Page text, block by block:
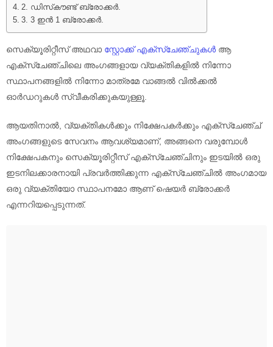
2. ഡിസ്‌കൗണ്ട് ബ്രോക്കർ.
3. 3 ഇൻ 1 ബ്രോക്കർ.
സെക്യൂരിറ്റീസ് അഥവാ സ്റ്റോക്ക് എക്സ്ചേഞ്ചുകൾ ആ
എക്സ്ചേഞ്ചിലെ അംഗങ്ങളായ വ്യക്തികളിൽ നിന്നോ
സ്ഥാപനങ്ങളിൽ നിന്നോ മാത്രമേ വാങ്ങൽ വിൽക്കൽ
ഓർഡറുകൾ സ്വീകരിക്കുകയുള്ളൂ.
ആയതിനാൽ, വ്യക്തികൾക്കും നിക്ഷേപകർക്കും എക്സ്ചേഞ്ച്
അംഗങ്ങളുടെ സേവനം ആവശ്യമാണ്, അങ്ങനെ വരുമ്പോൾ
നിക്ഷേപകനും സെക്യൂരിറ്റീസ് എക്സ്ചേഞ്ചിനും ഇടയിൽ ഒരു
ഇടനിലക്കാരനായി പ്രവർത്തിക്കുന്ന എക്സ്‌ചേഞ്ചിൽ അംഗമായ
ഒരു വ്യക്തിയോ സ്ഥാപനമോ ആണ് ഷെയർ ബ്രോക്കർ
എന്നറിയപ്പെടുന്നത്.